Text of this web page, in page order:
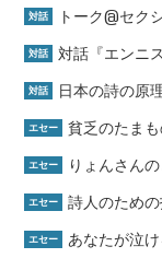
対話 トーク@セク
対話 対話『エンニ
対話 日本の詩の原
エセー 貧乏のたま
エセー りょんさん
エセー 詩人のため
エセー あなたが泣